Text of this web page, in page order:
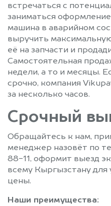
встречаться с
заниматься
машина в аварийном
выручить
её на запчасти и
Самостоятельная
недели, а то и месяцы.
срочно, компания
за несколько часов.
Срочный
Обращайтесь к нам,
менеджер назовёт по
88-11, оформит выезд
всему Кыргызстану для
цены.
Наши преимущества: